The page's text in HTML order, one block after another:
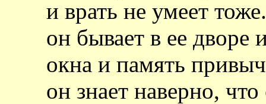
и врать не умеет тоже.
он бывает в ее дворе
окна и память
он знает наверно,